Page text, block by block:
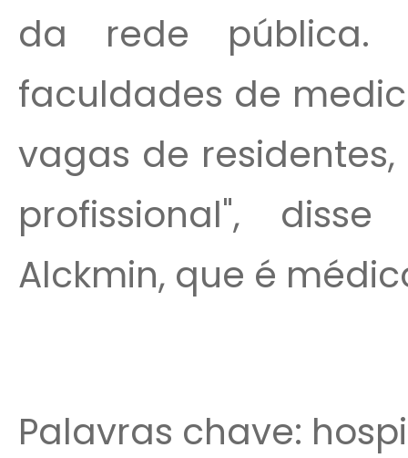
da rede pública.
faculdades de
vagas de
profissional",
Alckmin, que é
Palavras chave: